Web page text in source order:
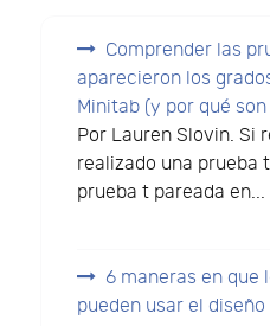
Comprender las
aparecieron los
Minitab (y por qué
Por Lauren Slovin. Si
realizado una prueba
prueba t pareada en...
6 maneras en que
pueden usar el